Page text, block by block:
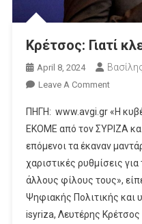
Κρέτσος: Γιατί
April 8, 2024
Leave A CommentOn
Γιατί
Κλείνει
Το
ΕΚΟΜΕ;
ΠΗΓΗ: www.avgi.gr «Η
ΕΚΟΜΕ από τον ΣΥΡΙΖΑ
επόμενοι τα έκαναν
χαριστικές ρυθμίσεις
άλλους φίλους τους»,
Ψηφιακής Πολιτικής και
isyriza, Λευτέρης